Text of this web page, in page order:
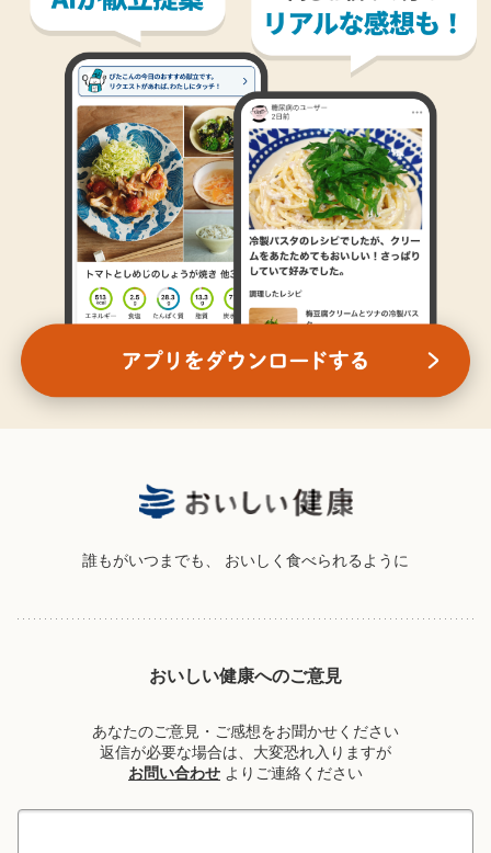
誰もがいつまでも、 おいしく食べられるように
おいしい健康へのご意見
あなたのご意見・ご感想をお聞かせください
返信が必要な場合は、大変恐れ入りますが
お問い合わせ よりご連絡ください